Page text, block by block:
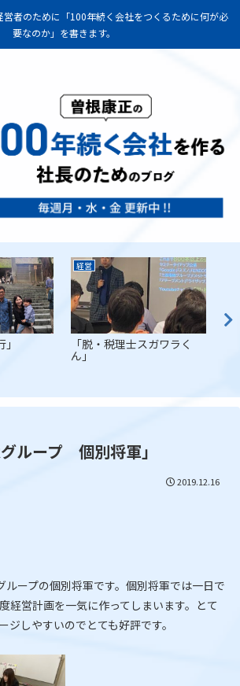
営者のために「100年続く会社をつくるために何が必
要なのか」を書きます。
経営
「脱・税理士スガワラく
ん」
グループ 個別将軍」
2019.12.16
ループの個別将軍です。個別将軍では一日で
経営計画を一気に作ってしまいます。とて
ジしやすいのでとても好評です。